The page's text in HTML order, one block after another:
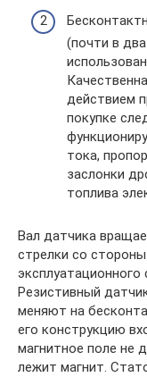
(почти в
действием
покупке
тока,
заслонки
топлива
Вал датчика
стрелки со
эксплуатационного
Резистивный
меняют на
его конструкцию
магнитное поле не
лежит магнит.